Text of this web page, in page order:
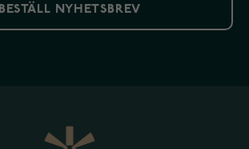
BESTÄLL NYHETSBREV